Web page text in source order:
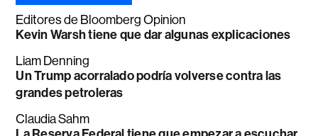
Editores de Bloomberg Opinion
Kevin Warsh tiene que dar algunas explicaciones
Liam Denning
Un Trump acorralado podría volverse contra las
grandes petroleras
Claudia Sahm